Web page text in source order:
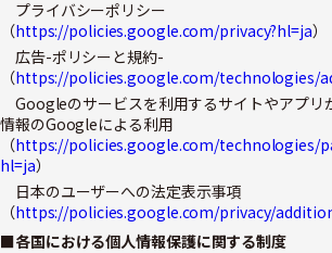
プライバシーポリシー
（https://policies.google.com/privacy?hl=ja）
広告-ポリシーと規約-
（https://policies.google.com/technologies/
Googleのサービスを利用するサイトやアプリ
情報のGoogleによる利用
（https://policies.google.com/technologies/
hl=ja）
日本のユーザーへの法定表示事項
（https://policies.google.com/privacy/
■各国における個人情報保護に関する制度